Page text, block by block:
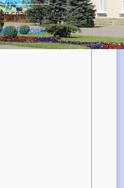
слабовидящих